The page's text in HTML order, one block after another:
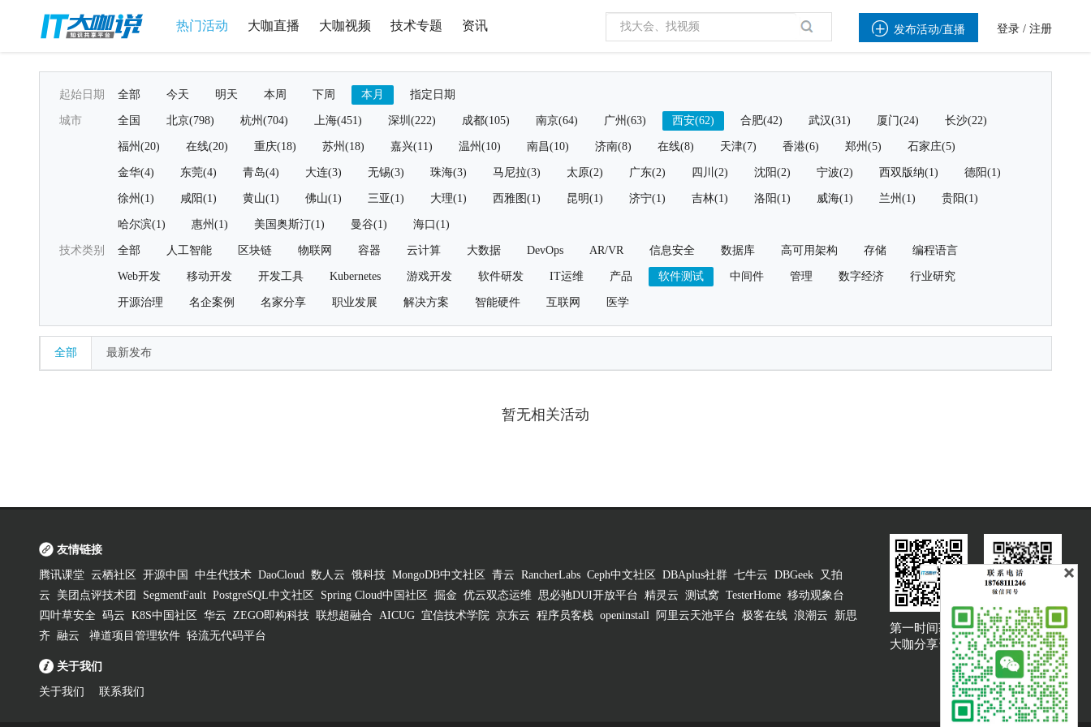
热门活动 大咖直播 大咖视频 技术专题 资讯  发布活动/直播 登录 / 注册
起始日期 全部 今天 明天 本周 下周 本月 指定日期
城市 全国 北京(798) 杭州(704) 上海(451) 深圳(222) 成都(105) 南京(64) 广州(63) 西安(62) 合肥(42) 武汉(31) 厦门(24) 长沙(22)
福州(20) 在线(20) 重庆(18) 苏州(18) 嘉兴(11) 温州(10) 南昌(10) 济南(8) 在线(8) 天津(7) 香港(6) 郑州(5) 石家庄(5)
金华(4) 东莞(4) 青岛(4) 大连(3) 无锡(3) 珠海(3) 马尼拉(3) 太原(2) 广东(2) 四川(2) 沈阳(2) 宁波(2) 西双版纳(1) 德阳(1)
徐州(1) 咸阳(1) 黄山(1) 佛山(1) 三亚(1) 大理(1) 西雅图(1) 昆明(1) 济宁(1) 吉林(1) 洛阳(1) 威海(1) 兰州(1) 贵阳(1)
哈尔滨(1) 惠州(1) 美国奥斯汀(1) 曼谷(1) 海口(1)
技术类别 全部 人工智能 区块链 物联网 容器 云计算 大数据 DevOps AR/VR 信息安全 数据库 高可用架构 存储 编程语言
Web开发 移动开发 开发工具 Kubernetes 游戏开发 软件研发 IT运维 产品 软件测试 中间件 管理 数字经济 行业研究
开源治理 名企案例 名家分享 职业发展 解决方案 智能硬件 互联网 医学
全部 最新发布
暂无相关活动
友情链接
腾讯课堂 云栖社区 开源中国 中生代技术 DaoCloud 数人云 饿科技 MongoDB中文社区 青云 RancherLabs Ceph中文社区 DBAplus社群 七牛云 DBGeek
又拍
云
美团点评技术团 SegmentFault PostgreSQL中文社区 Spring Cloud中国社区 掘金 优云双态运维 思必驰DUI开放平台 精灵云 测试窝 TesterHome 移动观象台
四叶草安全 码云 K8S中国社区 华云 ZEGO即构科技 联想超融合 AICUG 宜信技术学院 京东云 程序员客栈 openinstall 阿里云天池平台 极客在线 浪潮云
新思
齐 融云 禅道项目管理软件 轻流无代码平台
关于我们
关于我们 联系我们
第一时间获取
大咖分享资讯
大咖说吐槽客服